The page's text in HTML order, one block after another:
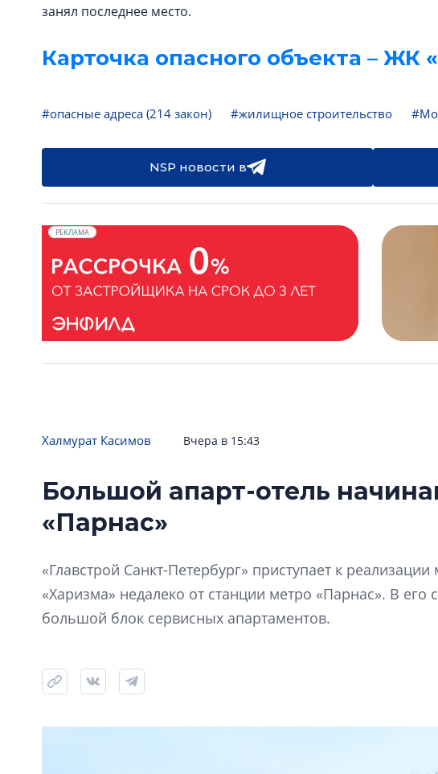
занял последнее место.
Карточка опасного объекта – ЖК
#опасные адреса (214 закон) #жилищное строительство
NSP новости в
РЕКЛАМА
Халмурат Касимов Вчера в 15:43
Большой апарт-отель
«Парнас»
«Главстрой Санкт-Петербург» приступает к
«Харизма» недалеко от станции метро «Парнас». В его
большой блок сервисных апартаментов.